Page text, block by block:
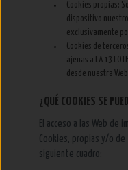
Cookies propias:
dispositivo
exclusivamente por
Cookies de
ajenas a LA 13
desde nuestra
¿QUÉ COOKIES SE
El acceso a las Web de
Cookies, propias y/o
siguiente cuadro: